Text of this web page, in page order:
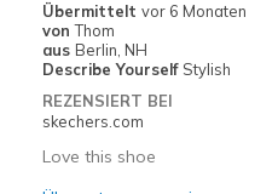
Special Occasions
Travel
Width
Sizing
Übermittelt vor 6 Monaten
von Thom
aus Berlin, NH
Describe Yourself Stylish
REZENSIERT BEI
skechers.com
Love this shoe